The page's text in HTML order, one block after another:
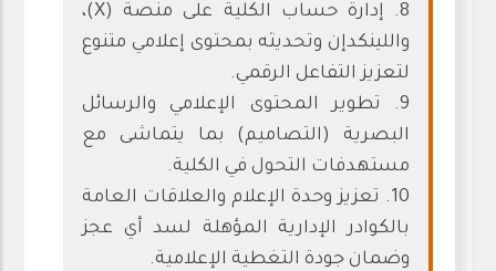
8. إدارة حساب الكلية على منصة (X)،
واللينكدإن وتحديثه بمحتوى إعلامي متنوع
لتعزيز التفاعل الرقمي.
9. تطوير المحتوى الإعلامي والرسائل
البصرية (التصاميم) بما يتماشى مع
مستهدفات التحول في الكلية.
10. تعزيز وحدة الإعلام والعلاقات العامة
بالكوادر الإدارية المؤهلة لسد أي عجز
وضمان جودة التغطية الإعلامية.